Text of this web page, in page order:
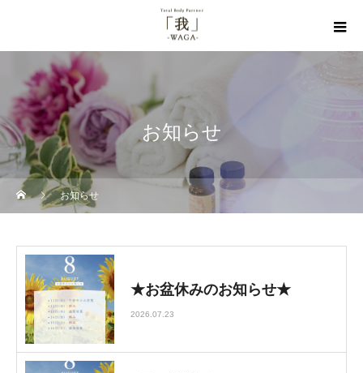
お知らせ
お知らせ
★お盆休みのお知らせ★
2026.07.23